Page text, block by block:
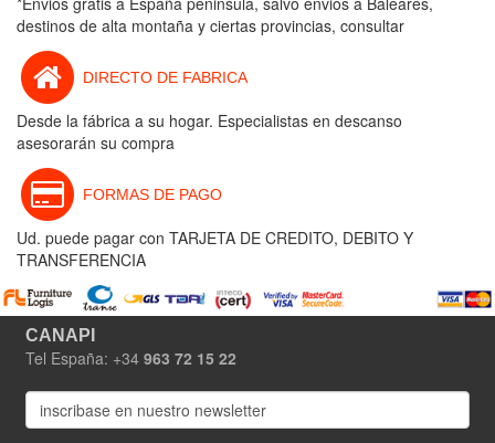
destinos de alta montaña y ciertas provincias, consultar
DIRECTO DE FABRICA
Desde la fábrica a su hogar. Especialistas en descanso
asesorarán su compra
FORMAS DE PAGO
Ud. puede pagar con TARJETA DE CREDITO, DEBITO Y
TRANSFERENCIA
CANAPI
Tel España: +34 963 72 15 22